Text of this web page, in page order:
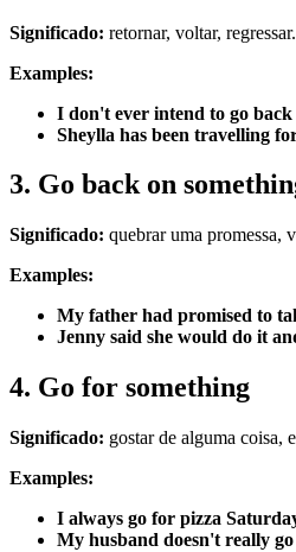
Significado: retornar, voltar, regressar.
Examples:
I don't ever intend to go
Sheylla has been travelling
3. Go back on
Significado: quebrar uma promessa,
Examples:
My father had promised to
Jenny said she would do it
4. Go for something
Significado: gostar de alguma coisa,
Examples:
I always go for pizza
My husband doesn't really